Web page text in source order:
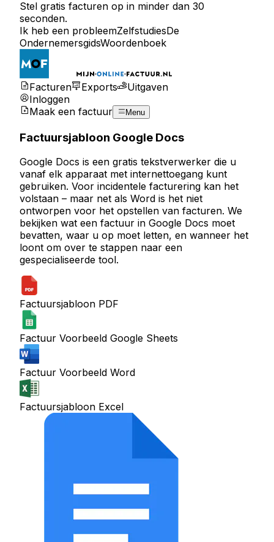
Stel gratis facturen op in minder dan 30
seconden.
Ik heb een probleemZelfstudiesDe
OndernemersgidsWoordenboek
Facturen Exports
Uitgaven
Inloggen
Maak een factuur
Menu
Factuursjabloon Google Docs
Google Docs is een gratis tekstverwerker die u
vanaf elk apparaat met internettoegang kunt
gebruiken. Voor incidentele facturering kan het
volstaan – maar net als Word is het niet
ontworpen voor het opstellen van facturen. We
bekijken wat een factuur in Google Docs moet
bevatten, waar u op moet letten, en wanneer het
loont om over te stappen naar een
gespecialiseerde tool.
Factuursjabloon PDF
Factuur Voorbeeld Google Sheets
Factuur Voorbeeld Word
Factuursjabloon Excel